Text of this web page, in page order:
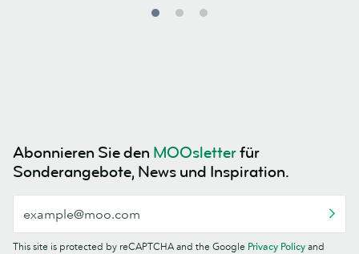
Abonnieren Sie den MOOsletterfür
Sonderangebote, News und Inspiration.
This site is protected by reCAPTCHA and the Google Privacy Policy and